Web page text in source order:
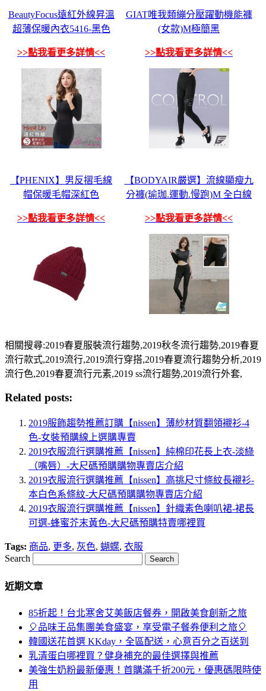
BeautyFocus遠紅外線昇溫
超薄保暖內衣5416-黑色
>>點我看更多詳情<<
GIAT唯我類繃分壓躍動機能褲
(女款)M極簡黑
>>點我看更多詳情<<
【PHENIX】男反摺毛線
帽保暖毛帽深紅色
>>點我看更多詳情<<
【BODYAIR嚴選】流線顯瘦九
分褲(瑜珈.運動.慢跑)M 全白線
>>點我看更多詳情<<
相關搜尋:2019春夏服裝流行趨勢,2019秋冬流行趨勢,2019春夏
流行款式,2019流行,2019流行穿搭,2019春夏流行趨勢分析,2019
流行色,2019春夏流行元素,2019 ss流行趨勢,2019流行外套,
Related posts:
2019服飾趨勢推薦訂購【nissen】薄紗材質翻領襯衫-4
色-女裝預購線上選購專賣
2019衣服流行選購推薦【nissen】純棉印花長上衣-淡綠
（嘴唇）-大尺碼預購購物專賣店介紹
2019衣服流行選購推薦【nissen】高挑尺寸條紋長襯衫-
本白色系條紋-大尺碼預購購物專賣店介紹
2019衣服流行選購推薦【nissen】針織素色喇叭裙-裙長
可選-蜂蜜芥末黃色-大尺碼預購特賣哪裡買
Tags: 商品, 更多, 灰色, 蝴蝶, 衣服
Search
近期文章
85折起！台北寒舍艾美飯店餐券，開啟美食創新之旅
🎈品味王品集團美食盛宴，享受電子餐券便利之旅🎈
韓國送花首選 KKday，全區配送，心意百分之百送到
乳清蛋白哪裡買？健身補充的最佳選擇與推薦
美強生奶粉最新優惠！首購滿千折200元，優惠碼限時使
用